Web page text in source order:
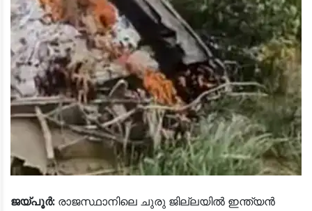
ജയ്‌പൂർ: രാജസ്ഥാനിലെ ചുരു ജില്ലയിൽ ഇന്ത്യൻ